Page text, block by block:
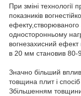
При зміні технології
показників
односторонньому
вогнезахисний ефект
в 20 мм становив 80-
Значно більший
товщина плит і
Збільшенням